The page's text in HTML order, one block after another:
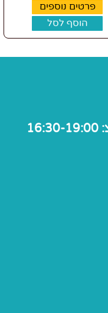
פרטים נוספים
הוסף לסל